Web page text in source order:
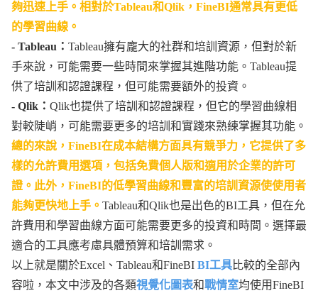
夠迅速上手。相對於Tableau和Qlik，FineBI通常具有更低
的學習曲線。
- Tableau： Tableau擁有龐大的社群和培訓資源，但對於新
手來說，可能需要一些時間來掌握其進階功能。Tableau提
供了培訓和認證課程，但可能需要額外的投資。
- Qlik： Qlik也提供了培訓和認證課程，但它的學習曲線相
對較陡峭，可能需要更多的培訓和實踐來熟練掌握其功能。
總的來說，FineBI在成本結構方面具有競爭力，它提供了多
樣的允許費用選項，包括免費個人版和適用於企業的許可
證。此外，FineBI的低學習曲線和豐富的培訓資源使使用者
能夠更快地上手。 Tableau和Qlik也是出色的BI工具，但在允
許費用和學習曲線方面可能需要更多的投資和時間。選擇最
適合的工具應考慮具體預算和培訓需求。
以上就是關於Excel、Tableau和FineBI BI工具比較的全部內
容啦，本文中涉及的各類視覺化圖表和戰情室均使用FineBI